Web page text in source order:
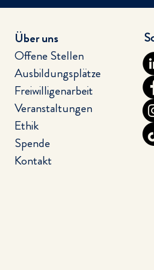
Miteinander
erleben
Über uns
Offene Stellen
Ausbildungsplätze
Freiwilligenarbeit
Veranstaltungen
Ethik
Spende
Kontakt